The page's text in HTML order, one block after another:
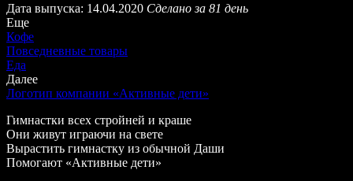
Дата выпуска: 14.04.2020 Сделано за 81 день
Еще
Кофе
Повседневные товары
Еда
Далее
Логотип компании «Активные дети»
Гимнастки всех стройней и краше
Они живут играючи на свете
Вырастить гимнастку из обычной Даши
Помогают «Активные дети»